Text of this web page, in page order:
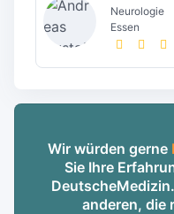
Neurologie
Essen
Wir würden gerne
Sie Ihre
anderen, die